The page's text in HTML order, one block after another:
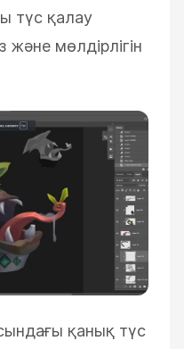
түс қалау
мөлдірлігін
қанық түс